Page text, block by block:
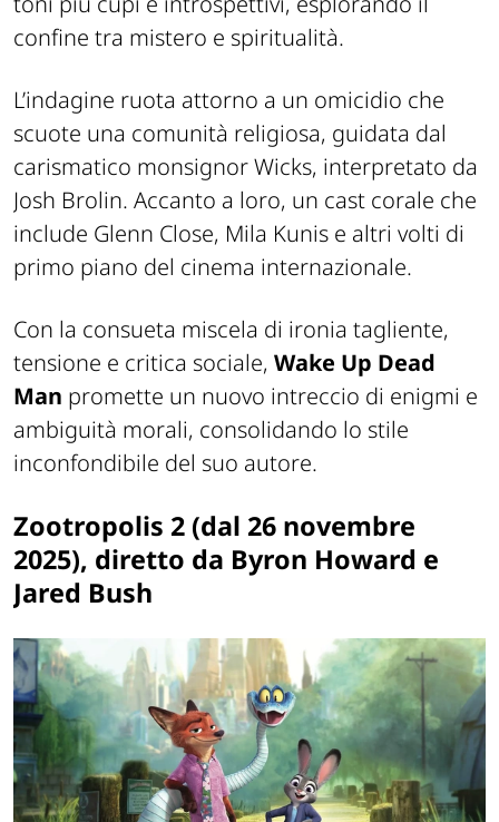
confine tra mistero e spiritualità.
L’indagine ruota attorno a un omicidio che
scuote una comunità religiosa, guidata dal
carismatico monsignor Wicks, interpretato da
Josh Brolin. Accanto a loro, un cast corale che
include Glenn Close, Mila Kunis e altri volti di
primo piano del cinema internazionale.
Con la consueta miscela di ironia tagliente,
tensione e critica sociale, Wake Up Dead
Man promette un nuovo intreccio di enigmi e
ambiguità morali, consolidando lo stile
inconfondibile del suo autore.
Zootropolis 2 (dal 26 novembre
2025), diretto da Byron Howard e
Jared Bush